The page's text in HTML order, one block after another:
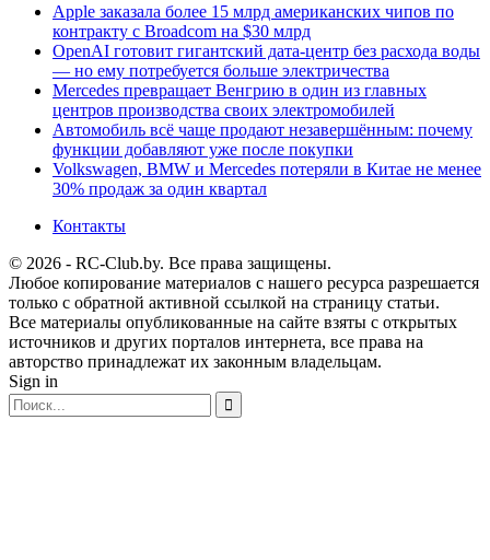
Apple заказала более 15 млрд американских чипов по
контракту с Broadcom на $30 млрд
OpenAI готовит гигантский дата-центр без расхода воды
— но ему потребуется больше электричества
Mercedes превращает Венгрию в один из главных
центров производства своих электромобилей
Автомобиль всё чаще продают незавершённым: почему
функции добавляют уже после покупки
Volkswagen, BMW и Mercedes потеряли в Китае не менее
30% продаж за один квартал
Контакты
© 2026 - RC-Club.by. Все права защищены.
Любое копирование материалов с нашего ресурса разрешается
только с обратной активной ссылкой на страницу статьи.
Все материалы опубликованные на сайте взяты с открытых
источников и других порталов интернета, все права на
авторство принадлежат их законным владельцам.
Sign in